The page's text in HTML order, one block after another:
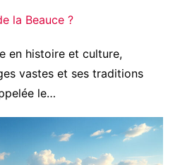
la Beauce ?
en histoire et culture,
vastes et ses traditions
le…